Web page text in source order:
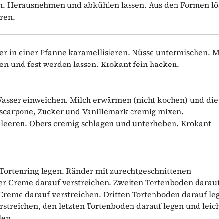
Herausnehmen und abkühlen lassen. Aus den Formen
in einer Pfanne karamellisieren. Nüsse untermischen.
und fest werden lassen. Krokant fein hacken.
einweichen. Milch erwärmen (nicht kochen) und die
Zucker und Vanillemark cremig mixen.
Obers cremig schlagen und unterheben. Krokant
legen. Ränder mit zurechtgeschnittenen
Creme darauf verstreichen. Zweiten Tortenboden
darauf verstreichen. Dritten Tortenboden darauf
den letzten Tortenboden darauf legen und